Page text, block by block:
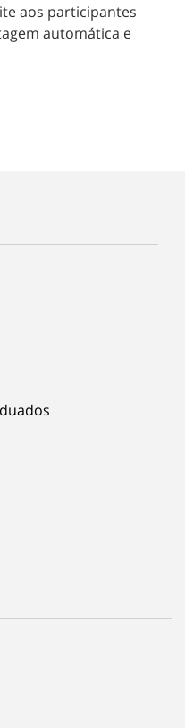
aos participantes
automática e